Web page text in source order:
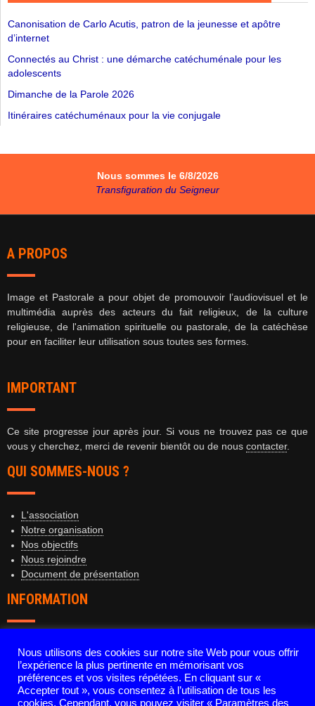
Canonisation de Carlo Acutis, patron de la jeunesse et apôtre
d’internet
Connectés au Christ : une démarche catéchuménale pour les
adolescents
Dimanche de la Parole 2026
Itinéraires catéchuménaux pour la vie conjugale
Nous sommes le 6/8/2026
Transfiguration du Seigneur
A PROPOS
Image et Pastorale a pour objet de promouvoir l’audiovisuel et le
multimédia auprès des acteurs du fait religieux, de la culture
religieuse, de l'animation spirituelle ou pastorale, de la catéchèse
pour en faciliter leur utilisation sous toutes ses formes.
IMPORTANT
Ce site progresse jour après jour. Si vous ne trouvez pas ce que
vous y cherchez, merci de revenir bientôt ou de nous contacter.
QUI SOMMES-NOUS ?
L'association
Notre organisation
Nos objectifs
Nous rejoindre
Document de présentation
INFORMATION
Politique de confidentialité
Contact
Nous utilisons des cookies sur notre site Web pour vous offrir
l’expérience la plus pertinente en mémorisant vos
préférences et vos visites répétées. En cliquant sur «
Accepter tout », vous consentez à l’utilisation de tous les
cookies. Cependant, vous pouvez visiter « Paramètres des